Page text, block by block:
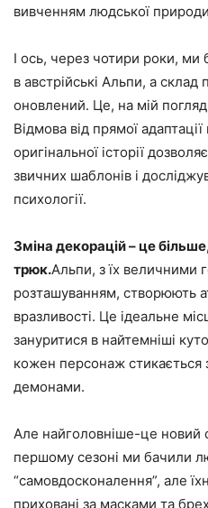
вивченням людської
І ось, через чотири роки,
в австрійські Альпи, а
оновлений. Це, на мій
Відмова від прямої
оригінальної історії
звичних шаблонів і
психології.
Зміна декорацій – це
трюк.Альпи, з їх величними
розташуванням, створюють
вразливості. Це ідеальне
зануритися в найтемніші
кожен персонаж стикається
демонами.
Але найголовніше-це новий
першому сезоні ми бачили
“самовдосконалення”, але
приховані за масками та